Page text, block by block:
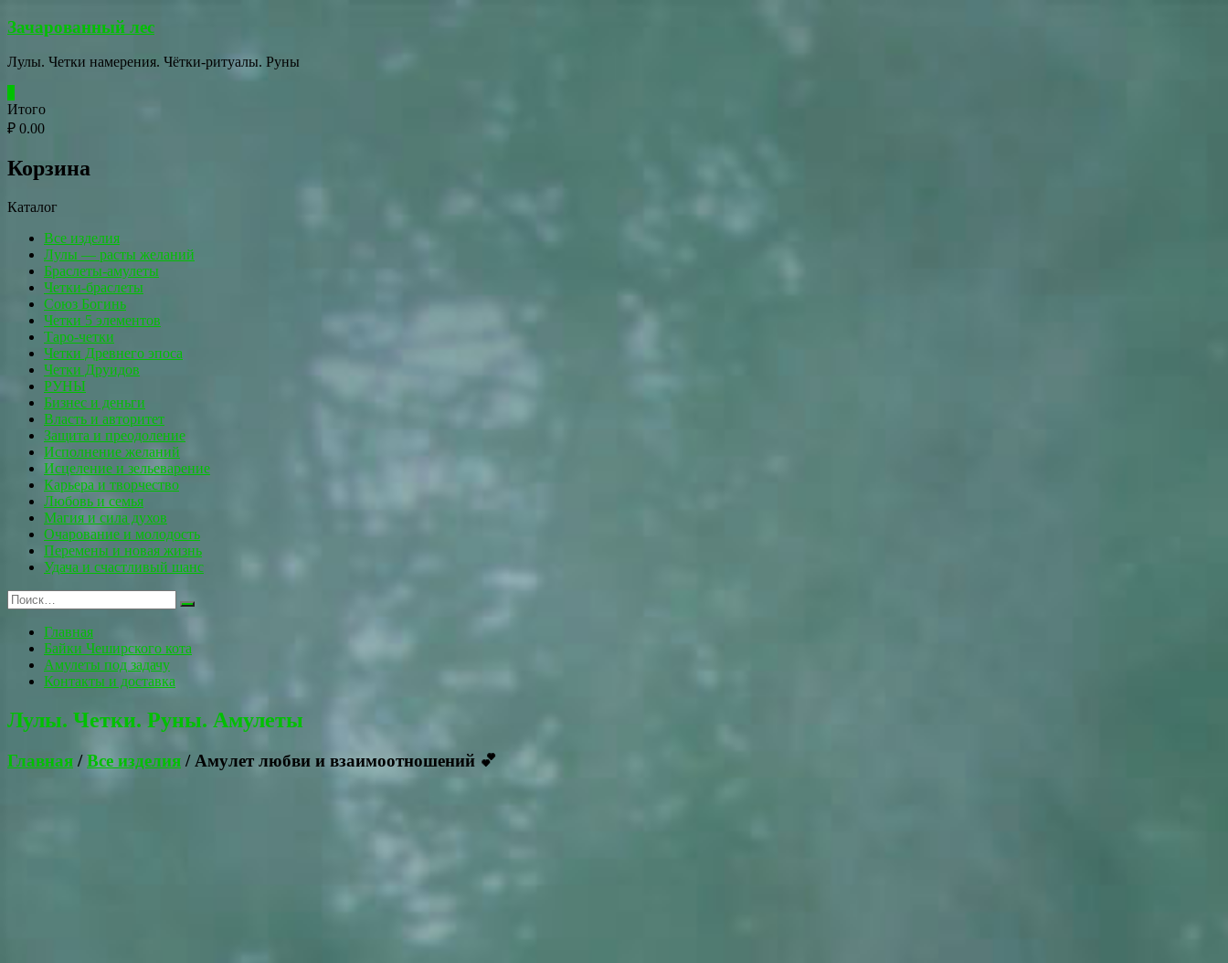
Перейти
содержимому
Зачарованный лес
Лулы. Четки намерения. Чётки-ритуалы. Руны
Итого
₽ 0.00
Корзина
Каталог
Все изделия
Лулы — расты желаний
Браслеты-амулеты
Четки-браслеты
Союз Богинь
Четки 5 элементов
Таро-четки
Четки Древнего эпоса
Четки Друидов
РУНЫ
Бизнес и деньги
Власть и авторитет
Защита и преодоление
Исполнение желаний
Исцеление и зельеварение
Карьера и творчество
Любовь и семья
Магия и сила духов
Очарование и молодость
Перемены и новая жизнь
Удача и счастливый шанс
Главная
Байки Чеширского кота
Амулеты под задачу
Контакты и доставка
Лулы. Четки. Руны. Амулеты
Главная /Все изделия / Амулет любви и взаимоотношений 💕